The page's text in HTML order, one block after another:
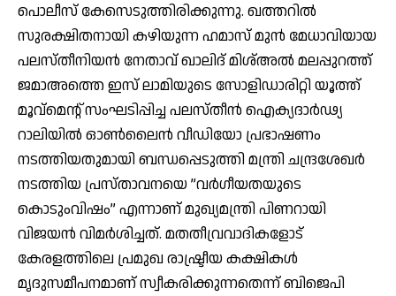
പൊലീസ് കേസെടുത്തിരിക്കുന്നു. ഖത്തറില്‍
സുരക്ഷിതനായി കഴിയുന്ന ഹമാസ് മുന്‍ മേധാവിയായ
പലസ്തീനിയന്‍ നേതാവ് ഖാലിദ് മിശ്അല്‍ മലപ്പുറത്ത്
ജമാഅത്തെ ഇസ് ലാമിയുടെ സോളിഡാരിറ്റി യൂത്ത്
മൂവ്മെന്റ് സംഘടിപ്പിച്ച പലസ്തീന്‍ ഐക്യദാര്‍ഢ്യ
റാലിയില്‍ ഓണ്‍ലൈന്‍ വീഡിയോ പ്രഭാഷണം
നടത്തിയതുമായി ബന്ധപ്പെടുത്തി മന്ത്രി ചന്ദ്രശേഖര്‍
നടത്തിയ പ്രസ്താവനയെ ”വര്‍ഗീയതയുടെ
കൊടുംവിഷം” എന്നാണ് മുഖ്യമന്ത്രി പിണറായി
വിജയന്‍ വിമര്‍ശിച്ചത്. മതതീവ്രവാദികളോട്
കേരളത്തിലെ പ്രമുഖ രാഷ്ട്രീയ കക്ഷികള്‍
മൃദുസമീപനമാണ് സ്വീകരിക്കുന്നതെന്ന് ബിജെപി